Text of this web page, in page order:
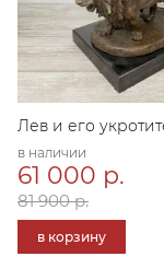
Лев и его
в наличии
61 000 р.
81 900 р.
в корзину